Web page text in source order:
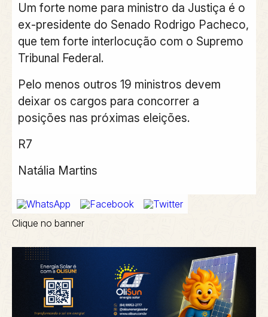
Um forte nome para ministro da Justiça é o
ex-presidente do Senado Rodrigo Pacheco,
que tem forte interlocução com o Supremo
Tribunal Federal.
Pelo menos outros 19 ministros devem
deixar os cargos para concorrer a
posições nas próximas eleições.
R7
Natália Martins
Clique no banner